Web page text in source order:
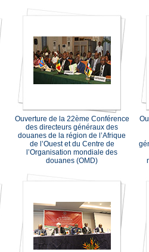
Ouverture de la 22ème Conférence
des directeurs généraux des
douanes de la région de l’Afrique
de l’Ouest et du Centre de
l’Organisation mondiale des
douanes (OMD)